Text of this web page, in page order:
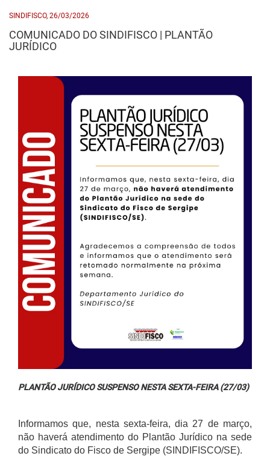
SINDIFISCO, 26/03/2026
COMUNICADO DO SINDIFISCO | PLANTÃO
JURÍDICO
PLANTÃO JURÍDICO SUSPENSO NESTA SEXTA-FEIRA (27/03)
Informamos que, nesta sexta-feira, dia 27 de março,
não haverá atendimento do Plantão Jurídico na sede
do Sindicato do Fisco de Sergipe (SINDIFISCO/SE).